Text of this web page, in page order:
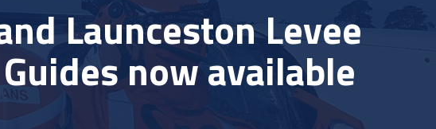
Launceston Levee
now available